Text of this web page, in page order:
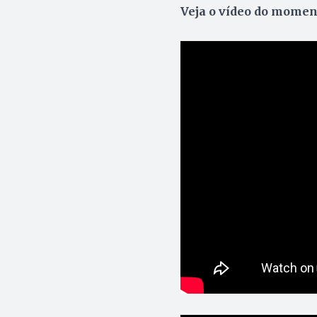
Veja o vídeo do